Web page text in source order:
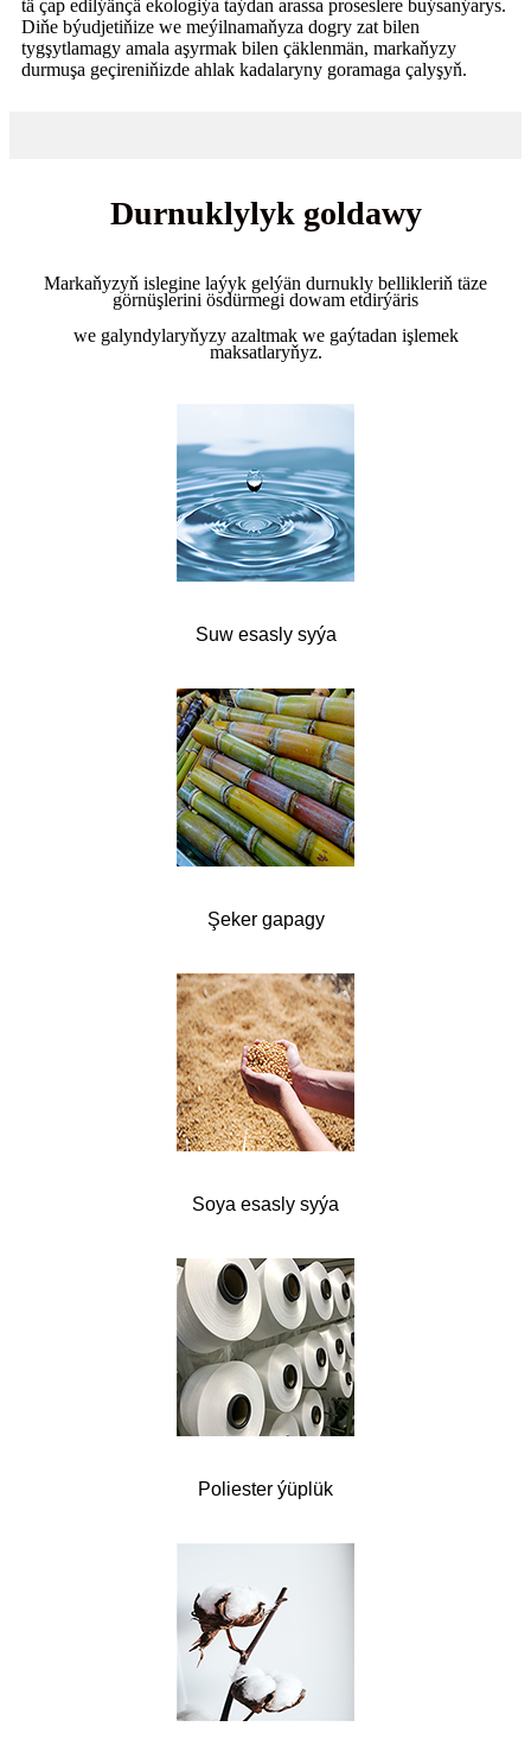
tä çap edilýänçä ekologiýa taýdan arassa proseslere buýsanýarys.
Diňe býudjetiňize we meýilnamaňyza dogry zat bilen
tygşytlamagy amala aşyrmak bilen çäklenmän, markaňyzy
durmuşa geçireniňizde ahlak kadalaryny goramaga çalyşyň.
Durnuklylyk goldawy
Markaňyzyň islegine laýyk gelýän durnukly bellikleriň täze
görnüşlerini ösdürmegi dowam etdirýäris
we galyndylaryňyzy azaltmak we gaýtadan işlemek
maksatlaryňyz.
Suw esasly syýa
Şeker gapagy
Soya esasly syýa
Poliester ýüplük